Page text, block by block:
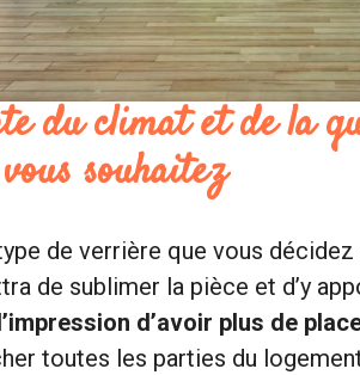
du climat et de la
souhaitez
de verrière que vous décidez
de sublimer la pièce et d’y
d’avoir plus de
toutes les parties du